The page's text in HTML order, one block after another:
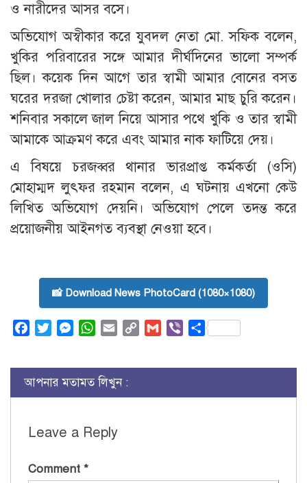
ও নারীদের আসর বসে।
অভিযোগ অস্বীকার করে যুবদল নেতা মো. সফিক বলেন,
খুকির পরিবারের সঙ্গে আমার দীর্ঘদিনের ভালো সম্পর্ক
ছিল। কয়েক দিন আগে তার স্বামী আমার বোনের বসত
ঘরের দরজা খোলার চেষ্টা করেন, আমার মাছ চুরি করেন।
শনিবার সকালে জাল নিয়ে আসার পথে খুকি ও তার স্বামী
আমাকে আক্রমণ করে এবং আমার নাক ফাটিয়ে দেয়।
এ বিষয়ে চরজব্বর থানার ভারপ্রাপ্ত কর্মকর্তা (ওসি)
মোহাম্মদ লুৎফর রহমান বলেন, এ ঘটনায় এখনো কেউ
লিখিত অভিযোগ দেয়নি। অভিযোগ পেলে তদন্ত করে
প্রয়োজনীয় আইনগত ব্যবস্থা নেওয়া হবে।
📸 Download News PhotoCard (1080×1080)
FacebookTwitterMessenger
WhatsApp
Email
Copy
Gmail ViberShare
আপনার মতামত লিখুন :
Leave a Reply
Comment *